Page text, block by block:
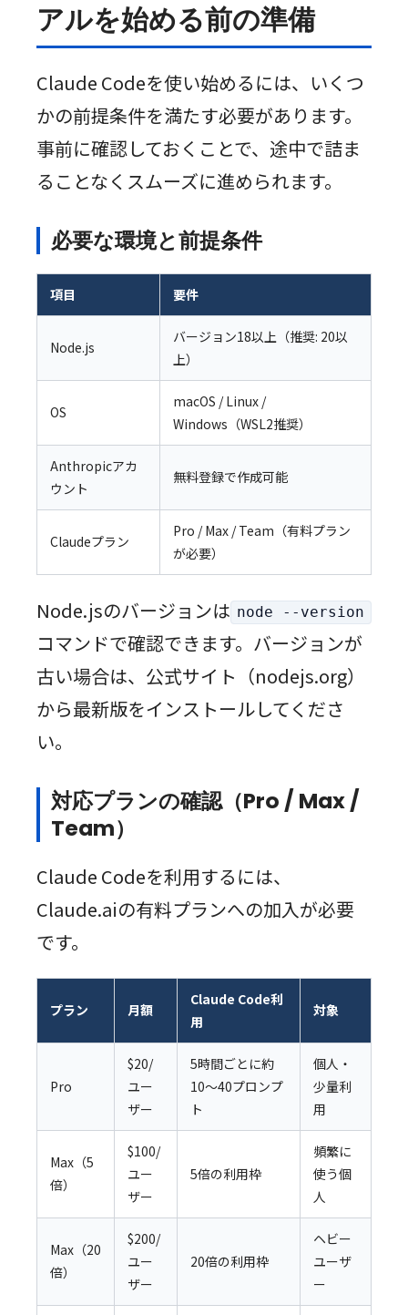
アルを始める前の準備
Claude Codeを使い始めるには、いくつ
かの前提条件を満たす必要があります。
事前に確認しておくことで、途中で詰ま
ることなくスムーズに進められます。
必要な環境と前提条件
項目 要件
Node.js
バージョン18以上（推奨: 20以
上）
OS
macOS / Linux /
Windows（WSL2推奨）
Anthropicアカ
ウント
無料登録で作成可能
Claudeプラン
Pro / Max / Team（有料プラン
が必要）
Node.jsのバージョンは node --version
コマンドで確認できます。バージョンが
古い場合は、公式サイト（nodejs.org）
から最新版をインストールしてくださ
い。
対応プランの確認（Pro / Max /
Team）
Claude Codeを利用するには、
Claude.aiの有料プランへの加入が必要
です。
プラン 月額
Claude Code利
用
対象
Pro
$20/
ユー
ザー
5時間ごとに約
10〜40プロンプ
ト
個人・
少量利
用
Max（5
倍）
$100/
ユー
ザー
5倍の利用枠
頻繁に
使う個
人
Max（20
倍）
$200/
ユー
ザー
20倍の利用枠
ヘビー
ユーザ
ー